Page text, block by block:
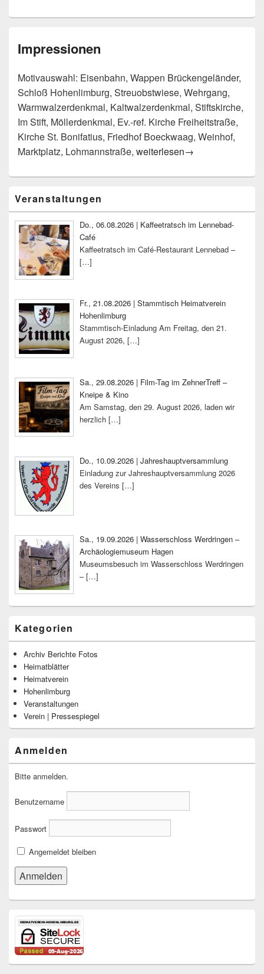
Impressionen
Motivauswahl: Eisenbahn, Wappen Brückengeländer,
Schloß Hohenlimburg, Streuobstwiese, Wehrgang,
Warmwalzerdenkmal, Kaltwalzerdenkmal, Stiftskirche,
Im Stift, Möllerdenkmal, Ev.-ref. Kirche Freiheitstraße,
Kirche St. Bonifatius, Friedhof Boeckwaag, Weinhof,
Marktplatz, Lohmannstraße, Impressionen
weiterlesen→
Seitenleisten-
Widgetbereich
Veranstaltungen
Do., 06.08.2026 | Kaffeetratsch im Lennebad-
Café
Kaffeetratsch im Café-Restaurant Lennebad –
[…]
Fr., 21.08.2026 | Stammtisch Heimatverein
Hohenlimburg
Stammtisch-Einladung Am Freitag, den 21.
August 2026, […]
Sa., 29.08.2026 | Film-Tag im ZehnerTreff –
Kneipe & Kino
Am Samstag, den 29. August 2026, laden wir
herzlich […]
Do., 10.09.2026 | Jahreshauptversammlung
Einladung zur Jahreshauptversammlung 2026
des Vereins […]
Sa., 19.09.2026 | Wasserschloss Werdringen –
Archäologiemuseum Hagen
Museumsbesuch im Wasserschloss Werdringen
–[…]
Kategorien
Archiv Berichte Fotos
Heimatblätter
Heimatverein
Hohenlimburg
Veranstaltungen
Verein | Pressespiegel
Anmelden
Bitte anmelden.
Benutzername
Passwort
Angemeldet bleiben